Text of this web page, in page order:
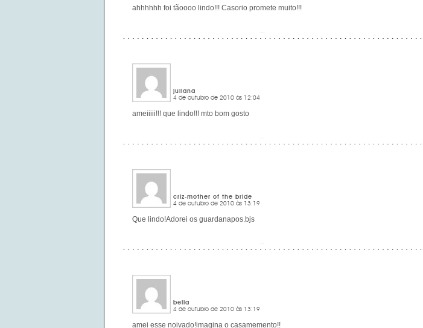
ahhhhhh foi tãoooo lindo!!! Casorio promete muito!!!
juliana
4 de outubro de 2010 às 12:04
ameiiiii!!! que lindo!!! mto bom gosto
criz-mother of the bride
4 de outubro de 2010 às 13:19
Que lindo!Adorei os guardanapos.bjs
bella
4 de outubro de 2010 às 13:19
amei esse noivado!imagina o casamemento!!